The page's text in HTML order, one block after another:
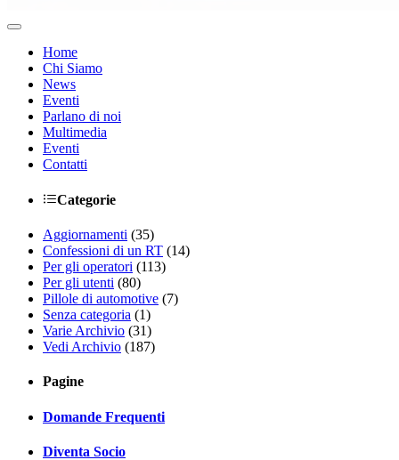
Home
Chi Siamo
News
Eventi
Parlano di noi
Multimedia
Eventi
Contatti
Categorie
Aggiornamenti (35)
Confessioni di un RT (14)
Per gli operatori (113)
Per gli utenti (80)
Pillole di automotive (7)
Senza categoria (1)
Varie Archivio (31)
Vedi Archivio (187)
Pagine
Domande Frequenti
Diventa Socio